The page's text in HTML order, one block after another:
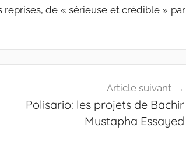
de « sérieuse et crédible » par
Article suivant
Polisario: les projets de Bachir
Mustapha Essayed